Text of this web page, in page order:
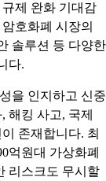
제 완화 기대감
호화폐 시장의
솔루션 등 다양한
다.
을 인지하고 신중
해킹 사고, 국제
존재합니다. 최
억원대 가상화폐
리스크도 무시할